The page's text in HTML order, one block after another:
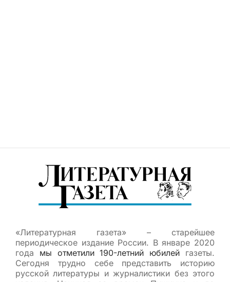
«Литературная газета» – старейшее
периодическое издание России. В январе 2020
года мы отметили 190-летний юбилей газеты.
Сегодня трудно себе представить историю
русской литературы и журналистики без этого